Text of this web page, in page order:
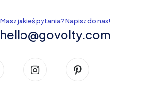
Masz jakieś pytania? Napisz do nas!
hello@govolty.com